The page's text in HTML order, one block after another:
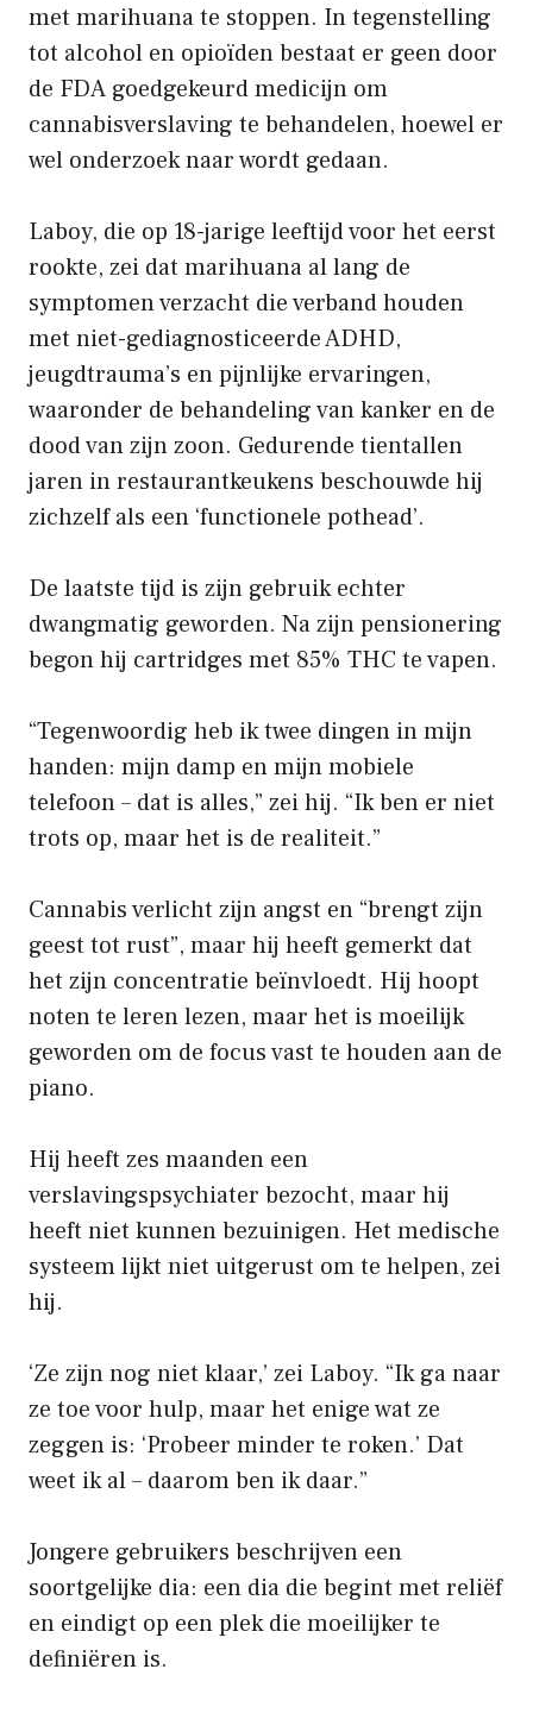
met marihuana te stoppen. In tegenstelling
tot alcohol en opioïden bestaat er geen door
de FDA goedgekeurd medicijn om
cannabisverslaving te behandelen, hoewel er
wel onderzoek naar wordt gedaan.
Laboy, die op 18-jarige leeftijd voor het eerst
rookte, zei dat marihuana al lang de
symptomen verzacht die verband houden
met niet-gediagnosticeerde ADHD,
jeugdtrauma’s en pijnlijke ervaringen,
waaronder de behandeling van kanker en de
dood van zijn zoon. Gedurende tientallen
jaren in restaurantkeukens beschouwde hij
zichzelf als een ‘functionele pothead’.
De laatste tijd is zijn gebruik echter
dwangmatig geworden. Na zijn pensionering
begon hij cartridges met 85% THC te vapen.
“Tegenwoordig heb ik twee dingen in mijn
handen: mijn damp en mijn mobiele
telefoon – dat is alles,” zei hij. “Ik ben er niet
trots op, maar het is de realiteit.”
Cannabis verlicht zijn angst en “brengt zijn
geest tot rust”, maar hij heeft gemerkt dat
het zijn concentratie beïnvloedt. Hij hoopt
noten te leren lezen, maar het is moeilijk
geworden om de focus vast te houden aan de
piano.
Hij heeft zes maanden een
verslavingspsychiater bezocht, maar hij
heeft niet kunnen bezuinigen. Het medische
systeem lijkt niet uitgerust om te helpen, zei
hij.
‘Ze zijn nog niet klaar,’ zei Laboy. “Ik ga naar
ze toe voor hulp, maar het enige wat ze
zeggen is: ‘Probeer minder te roken.’ Dat
weet ik al – daarom ben ik daar.”
Jongere gebruikers beschrijven een
soortgelijke dia: een dia die begint met reliëf
en eindigt op een plek die moeilijker te
definiëren is.